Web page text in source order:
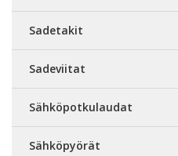
Sadetakit
Sadeviitat
Sähköpotkulaudat
Sähköpyörät